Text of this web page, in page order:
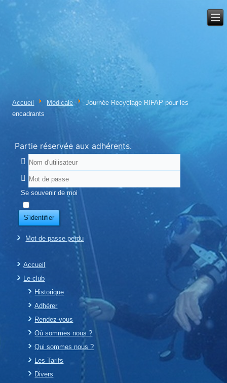
Accueil Médicale
Journée Recyclage RIFAP pour les
encadrants
Partie réservée aux adhérents.
Se souvenir de moi
S'identifier
Mot de passe perdu
Accueil
Le club
Historique
Adhérer
Rendez-vous
Où sommes nous ?
Qui sommes nous ?
Les Tarifs
Divers